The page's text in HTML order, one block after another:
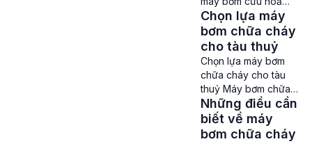
cũng như tài sản của
con người. Do nhu
cầu đó nên các sản
[…]
cho tàu thuỷ Máy
bơm cứu hoả cho tàu
thuỷ là một trong
những thiết bị chữa
cháy hàng hải vô
cùng cần thiết, có
khả năng cung cấp
lượng nước lớn với áp
suất cao để giúp dập
lửa một cách […]
Chọn lựa máy
bơm chữa cháy
cho tàu thuỷ
Chọn lựa máy bơm
chữa cháy cho tàu
thuỷ Máy bơm chữa
cháy cho tàu thuỷ –
Tàu thuỷ là một
phương tiện di
Những điều cần
biết về máy
bơm chữa cháy